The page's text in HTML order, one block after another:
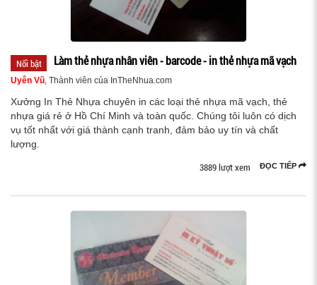
Nổi bật Làm thẻ nhựa nhân viên - barcode - in thẻ nhựa mã vạch
Uyên Vũ, Thành viên của InTheNhua.com
Xưởng In Thẻ Nhựa chuyên in các loại thẻ nhựa mã vạch, thẻ
nhựa giá rẻ ở Hồ Chí Minh và toàn quốc. Chúng tôi luôn có dịch
vụ tốt nhất với giá thành cạnh tranh, đảm bảo uy tín và chất
lượng.
ĐỌC TIẾP
3889 lượt xem